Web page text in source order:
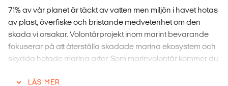
71% av vår planet är täckt av vatten men miljön i havet hotas
av plast, överfiske och bristande medvetenhet om den
skada vi orsakar. Volontärprojekt inom marint bevarande
fokuserar på att återställa skadade marina ekosystem och
skydda hotade marina arter. Som marinvolontär kommer du
att förstå mer av arter och system vi vet mindre om.
LÄS MER